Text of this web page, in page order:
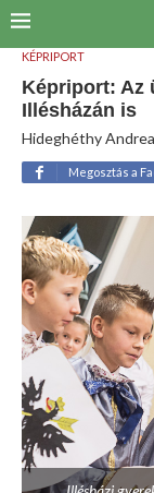
KÉPRIPORT
Képriport: Az
Illésházán is
Hideghéthy Andrea
Megosztás a